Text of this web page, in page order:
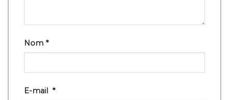
Nom *
E-mail *